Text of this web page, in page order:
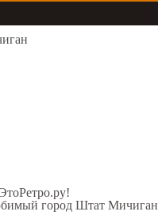
город Штат Мичиган